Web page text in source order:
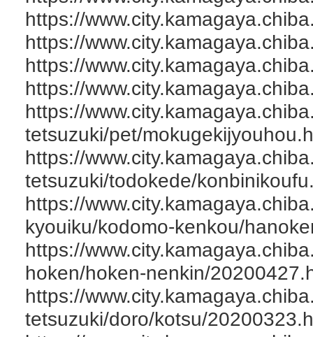
https://
https://
https://
https://
https://
tetsuzuki/pet/
https://
tetsuzuki/todokede/
https://
kyouiku/kodomo-kenkou/
https://
hoken/hoken-nenkin/
https://
tetsuzuki/doro/kotsu/